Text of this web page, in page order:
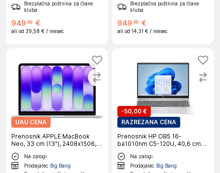
Brezplačna poštnina za člane
kluba
949 99 €
ali od 39,58 € / mesec
Brezplačna poštnina za člane
kluba
849 99 €
ali od 14,31 € / mesec
UAU CENA
Prenosnik APPLE MacBook
Neo, 33 cm (13"), 2408x1506,
IPS, A18 Pro (6/5), 8 GB RAM,
256 GB SSD, Silver, macOS,
CRO
Na zalogi
Prodajalec Big Bang
-50,00 €
RAZREZANA CENA
Prenosnik HP OB5 16-
ba1010nm C5-120U, 40,6 cm
(16"), 16 GB RAM, 1 TB SSD,
W11H, srebrn
Na zalogi
Prodajalec Big Bang